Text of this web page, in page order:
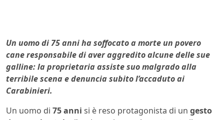
Un uomo di 75 anni ha soffocato a morte un povero
cane responsabile di aver aggredito alcune delle sue
galline: la proprietaria assiste suo malgrado alla
terribile scena e denuncia subito l’accaduto ai
Carabinieri.
Un uomo di 75 anni si è reso protagonista di un gesto